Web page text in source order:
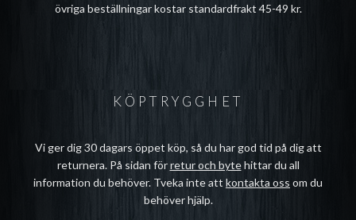
övriga beställningar kostar standardfrakt 45-49 kr.
KÖPTRYGGHET
Vi ger dig 30 dagars öppet köp, så du har god tid på dig att
returnera. På sidan förretur och bytehittar du all
information du behöver. Tveka inte att kontakta oss om du
behöver hjälp.